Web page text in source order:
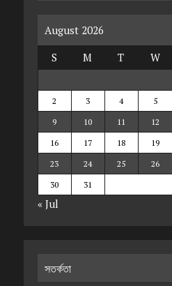
August 2026
S
M T W
2
3 4 5
9
10 11 12
16
17 18 19
23
24 25 26
30
31
« Jul
সতর্কতা